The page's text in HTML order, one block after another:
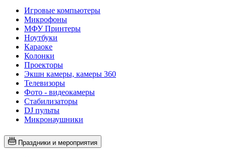
Игровые компьютеры
Микрофоны
МФУ Принтеры
Ноутбуки
Караоке
Колонки
Проекторы
Экшн камеры, камеры 360
Телевизоры
Фото - видеокамеры
Стабилизаторы
DJ пульты
Микронаушники
Праздники и мероприятия